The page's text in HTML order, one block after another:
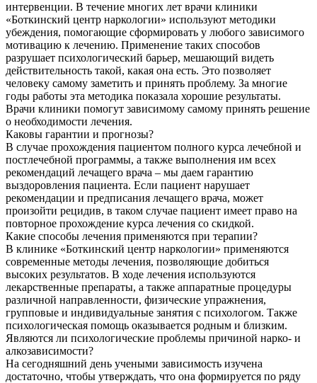
интервенции. В течение многих лет врачи клиники
«Боткинский центр наркологии» используют методики
убеждения, помогающие сформировать у любого зависимого
мотивацию к лечению. Применение таких способов
разрушает психологический барьер, мешающий видеть
действительность такой, какая она есть. Это позволяет
человеку самому заметить и принять проблему. За многие
годы работы эта методика показала хорошие результаты.
Врачи клиники помогут зависимому самому принять решение
о необходимости лечения.
Каковы гарантии и прогнозы?
В случае прохождения пациентом полного курса лечебной и
постлечебной программы, а также выполнения им всех
рекомендаций лечащего врача – мы даем гарантию
выздоровления пациента. Если пациент нарушает
рекомендации и предписания лечащего врача, может
произойти рецидив, в таком случае пациент имеет право на
повторное прохождение курса лечения со скидкой.
Какие способы лечения применяются при терапии?
В клинике «Боткинский центр наркологии» применяются
современные методы лечения, позволяющие добиться
высоких результатов. В ходе лечения используются
лекарственные препараты, а также аппаратные процедуры
различной направленности, физические упражнения,
групповые и индивидуальные занятия с психологом. Также
психологическая помощь оказывается родным и близким.
Являются ли психологические проблемы причиной нарко- и
алкозависимости?
На сегодняшний день учеными зависимость изучена
достаточно, чтобы утверждать, что она формируется по ряду